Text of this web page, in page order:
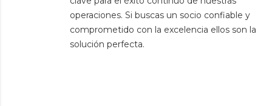
operaciones. Si buscas un socio confiable y
comprometido con la excelencia ellos son la
solución perfecta.